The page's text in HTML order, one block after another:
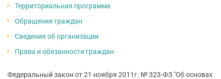
Территориальная программа
Обращения граждан
Сведения об организации
Права и обязанности граждан
Федеральный закон от 21 ноября 2011г. № 323-ФЗ "Об основах